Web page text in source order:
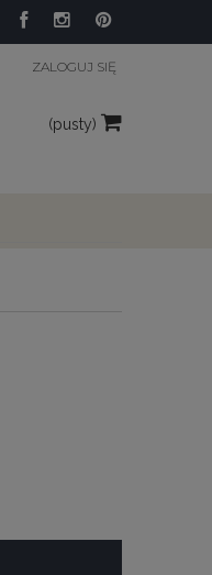
ZALOGUJ SIĘ
(pusty)